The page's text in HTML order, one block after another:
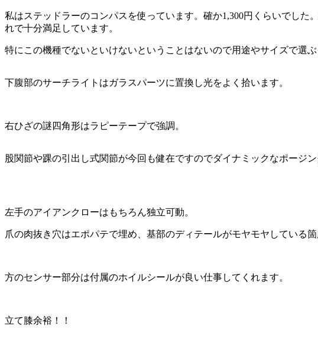
私はステッドラーのコンパスを使っています。確か1,300円くらいでし
れで十分満足しています。
特にこの機種でないといけないということはないので用途やサイズで選
下腹部のサーチライトはガラスパーツに置換し光をよく拾います。
右ひざの謎四角形はラピーテープで強調。
股関節や踝の引出し式関節が今回も健在ですのでダイナミックなポージン
左手のアイアンクローはもちろん独立可動。
爪の肉抜き穴はエポパテで埋め、基部のディテールがモヤモヤしている
方のセンサー部分は付属のホイルシールが良い仕事してくれます。
立て膝余裕！！